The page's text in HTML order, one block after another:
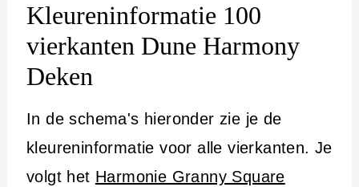
Kleureninformatie 100
vierkanten Dune Harmony
Deken
In de schema's hieronder zie je de
kleureninformatie voor alle vierkanten. Je
volgt het Harmonie Granny Square